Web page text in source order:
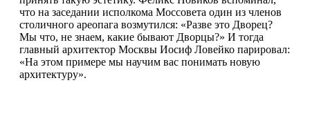
что на заседании исполкома Моссовета один из членов
столичного ареопага возмутился: «Разве это Дворец?
Мы что, не знаем, какие бывают Дворцы?» И тогда
главный архитектор Москвы Иосиф Ловейко парировал:
«На этом примере мы научим вас понимать новую
архитектуру».